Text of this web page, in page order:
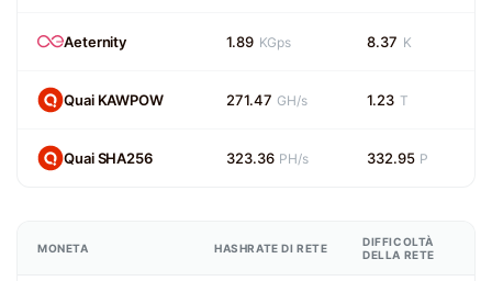
Aeternity 1.89 KGps 8.37 K
Quai KAWPOW 271.47 GH/s 1.23 T
Quai SHA256 323.36 PH/s 332.95 P
MONETA HASHRATE DI RETE
DIFFICOLTÀ
DELLA RETE